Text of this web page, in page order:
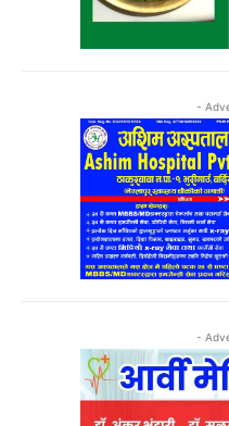
-
-